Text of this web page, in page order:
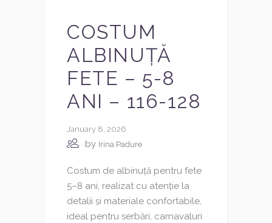
COSTUM
ALBINUȚĂ
FETE – 5-8
ANI – 116-128
January 8, 2026
by Irina Padure
Costum de albinuță pentru fete
5–8 ani, realizat cu atenție la
detalii și materiale confortabile,
ideal pentru serbări, carnavaluri